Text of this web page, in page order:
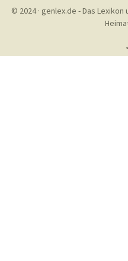
© 2024 · genlex.de - Das